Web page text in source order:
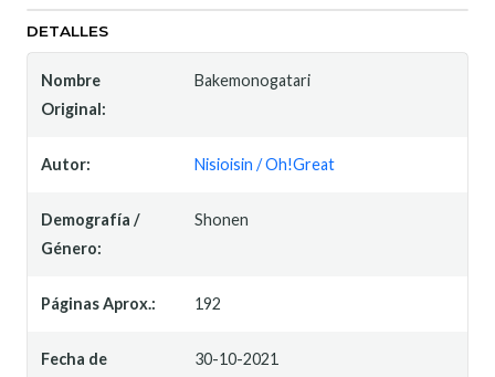
DETALLES
Nombre
Original:
Bakemonogatari
Autor: Nisioisin / Oh!Great
Demografía /
Género:
Shonen
Páginas Aprox.: 192
Fecha de
30-10-2021